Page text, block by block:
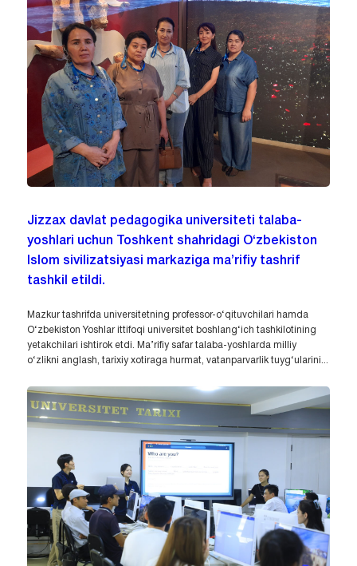
Jizzax davlat pedagogika universiteti talaba-
yoshlari uchun Toshkent shahridagi O‘zbekiston
Islom sivilizatsiyasi markaziga ma’rifiy tashrif
tashkil etildi.
Mazkur tashrifda universitetning professor-o‘qituvchilari hamda
O‘zbekiston Yoshlar ittifoqi universitet boshlang‘ich tashkilotining
yetakchilari ishtirok etdi. Ma’rifiy safar talaba-yoshlarda milliy
o‘zlikni anglash, tarixiy xotiraga hurmat, vatanparvarlik tuyg‘ularini...